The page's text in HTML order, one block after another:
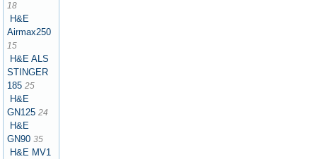
18
H&E
Airmax250
15
H&E ALS
STINGER
185 25
H&E
GN125 24
H&E
GN90 35
H&E MV1